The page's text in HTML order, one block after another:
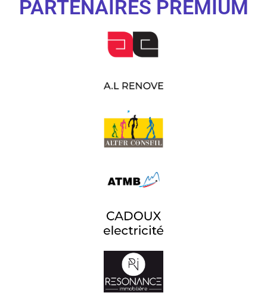
PARTENAIRES PREMIUM